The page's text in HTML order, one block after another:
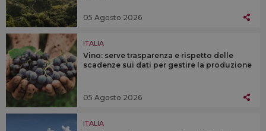
05 Agosto 2026
ITALIA
Vino: serve trasparenza e rispetto delle
scadenze sui dati per gestire la produzione
05 Agosto 2026
ITALIA